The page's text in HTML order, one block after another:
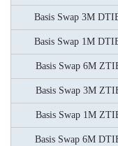
Basis Swap 3M
Basis Swap 1M
Basis Swap 6M
Basis Swap 3M
Basis Swap 1M
Basis Swap 6M